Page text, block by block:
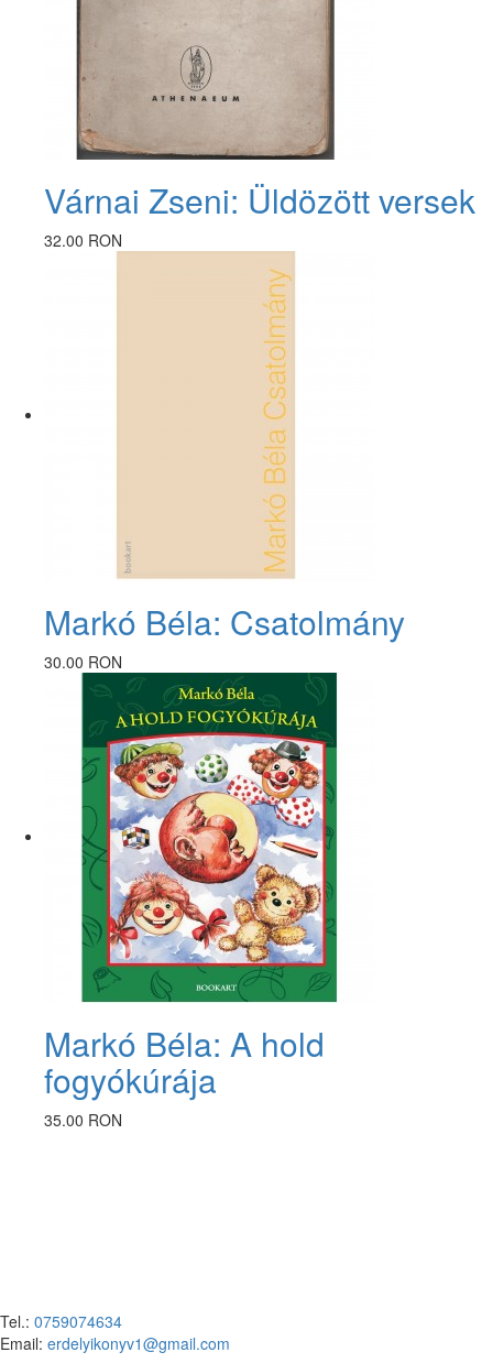
Várnai Zseni: Üldözött versek
32.00 RON
Markó Béla: Csatolmány
30.00 RON
Markó Béla: A hold
fogyókúrája
35.00 RON
Tel.: 0759074634
Email: erdelyikonyv1@gmail.com